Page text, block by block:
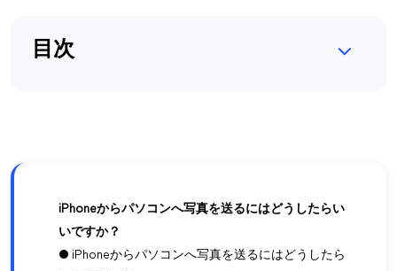
目次
iPhoneからパソコンへ写真を送るにはどうしたらい
いですか？
● iPhoneからパソコンへ写真を送るにはどうしたら